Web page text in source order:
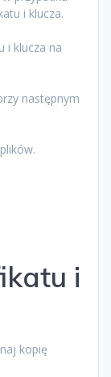
i klucza.
i klucza na
następnym
i
kopię